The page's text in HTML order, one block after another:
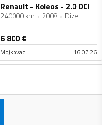
Renault - Koleos - 2.0 DCI
240000 km 2008 Dizel
6 800€
Mojkovac 16.07.26